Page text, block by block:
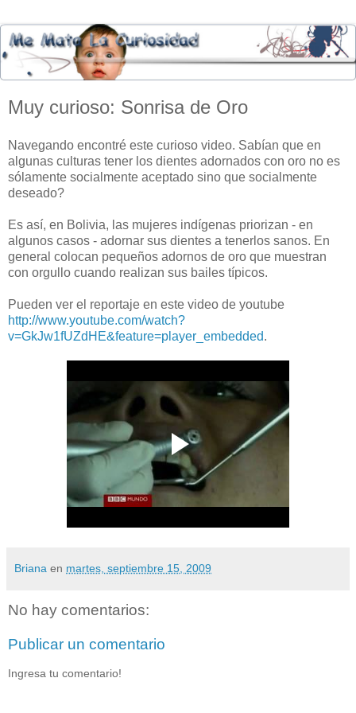
Muy curioso: Sonrisa de Oro
Navegando encontré este curioso video. Sabían que en
algunas culturas tener los dientes adornados con oro no es
sólamente socialmente aceptado sino que socialmente
deseado?
Es así, en Bolivia, las mujeres indígenas priorizan - en
algunos casos - adornar sus dientes a tenerlos sanos. En
general colocan pequeños adornos de oro que muestran
con orgullo cuando realizan sus bailes típicos.
Pueden ver el reportaje en este video de youtube
http://www.youtube.com/watch?
v=GkJw1fUZdHE&feature=player_embedded.
Briana en martes, septiembre 15, 2009
No hay comentarios:
Publicar un comentario
Ingresa tu comentario!